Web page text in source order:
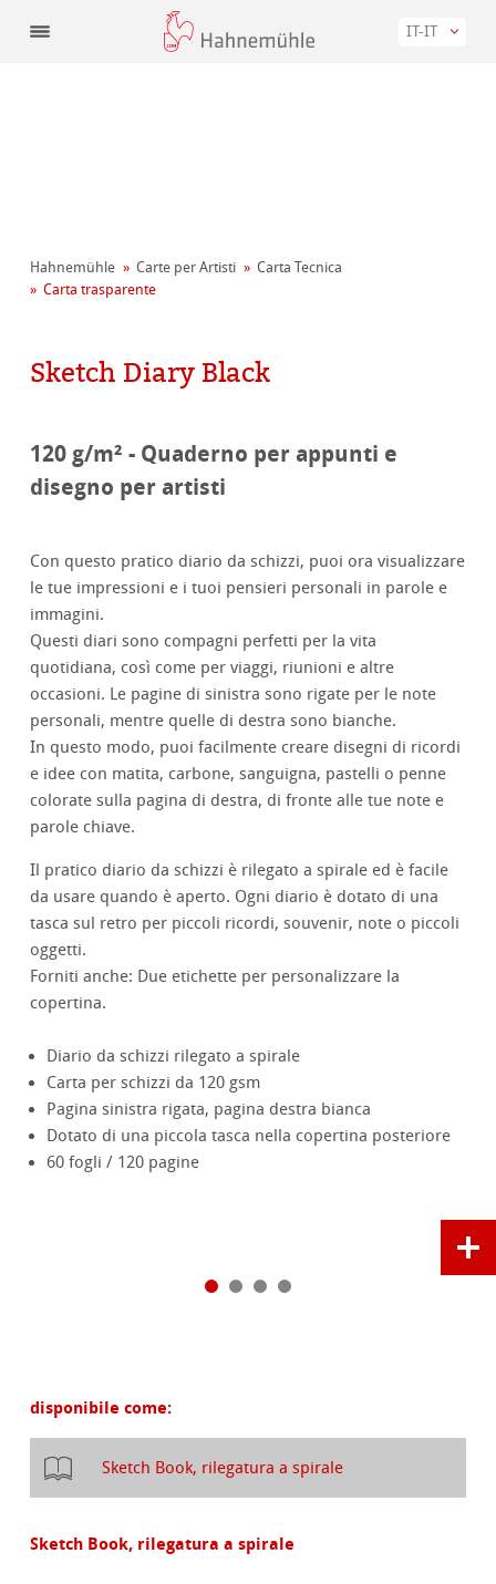
IT-IT
Hahnemühle Carte per Artisti
Carta Tecnica
Carta trasparente
Sketch Diary Black
120 g/m² - Quaderno per appunti e
disegno per artisti
Con questo pratico diario da schizzi, puoi ora visualizzare
le tue impressioni e i tuoi pensieri personali in parole e
immagini.
Questi diari sono compagni perfetti per la vita
quotidiana, così come per viaggi, riunioni e altre
occasioni. Le pagine di sinistra sono rigate per le note
personali, mentre quelle di destra sono bianche.
In questo modo, puoi facilmente creare disegni di ricordi
e idee con matita, carbone, sanguigna, pastelli o penne
colorate sulla pagina di destra, di fronte alle tue note e
parole chiave.
Il pratico diario da schizzi è rilegato a spirale ed è facile
da usare quando è aperto. Ogni diario è dotato di una
tasca sul retro per piccoli ricordi, souvenir, note o piccoli
oggetti.
Forniti anche: Due etichette per personalizzare la
copertina.
Diario da schizzi rilegato a spirale
Carta per schizzi da 120 gsm
Pagina sinistra rigata, pagina destra bianca
Dotato di una piccola tasca nella copertina posteriore
60 fogli / 120 pagine
disponibile come:
Sketch Book, rilegatura a spirale
Sketch Book, rilegatura a spirale